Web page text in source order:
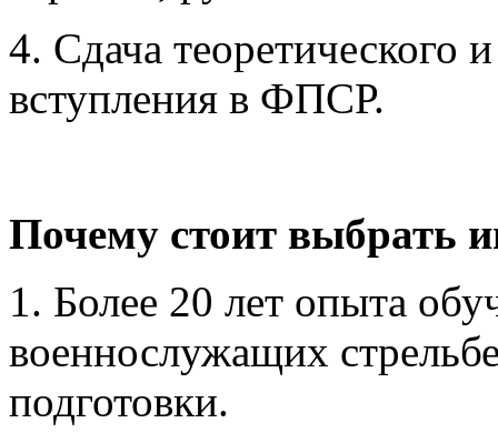
4. Сдача теоретического
вступления в ФПСР.
Почему стоит выбрать
1. Более 20 лет опыта
военнослужащих
подготовки.